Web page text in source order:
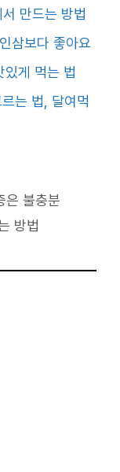
만드는 방법
삼보다 좋아요
게 먹는 법
는 법, 달여먹
은 불충분
방법